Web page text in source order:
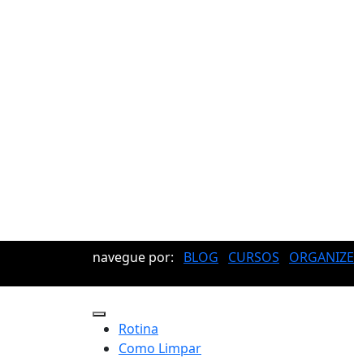
navegue por: BLOG CURSOS ORGANIZE
Rotina
Como Limpar